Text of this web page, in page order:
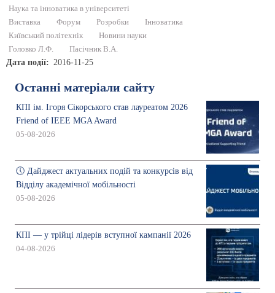
Наука та інноватика в університеті
Виставка
Форум Розробки
Інноватика
Київський політехнік
Новини науки
Головко Л.Ф.
Пасічник В.А.
Дата події 2016-11-25
Останні матеріали сайту
КПІ ім. Ігоря Сікорського став лауреатом 2026
Friend of IEEE MGA Award
05-08-2026
🕔 Дайджест актуальних подій та конкурсів від
Відділу академічної мобільності
05-08-2026
КПІ — у трійці лідерів вступної кампанії 2026
04-08-2026